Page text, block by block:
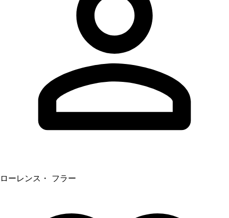
ローレンス・ フラー